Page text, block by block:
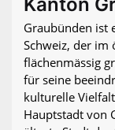
Kanton
Graubünden ist
Schweiz, der im
flächenmässig
für seine
kulturelle
Hauptstadt von